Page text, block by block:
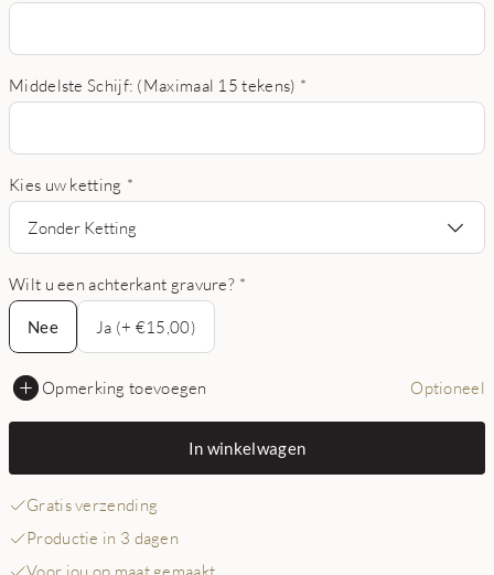
Middelste Schijf: (Maximaal 15 tekens) *
Kies uw ketting *
Zonder Ketting
Wilt u een achterkant gravure? *
Nee
Nee
Ja (+ €15,00)
Opmerking toevoegen Optioneel
In winkelwagen
Gratis verzending
Productie in 3 dagen
Voor jou op maat gemaakt